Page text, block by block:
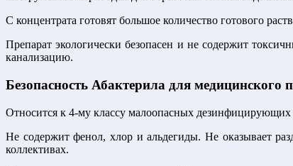
С концентрата готовят большое количество готового
Препарат экологически безопасен и не содержит
канализацию.
Безопасность Абактерила для медицинского
Относится к 4-му классу малоопасных
Не содержит фенол, хлор и альдегиды. Не оказывает
коллективах.